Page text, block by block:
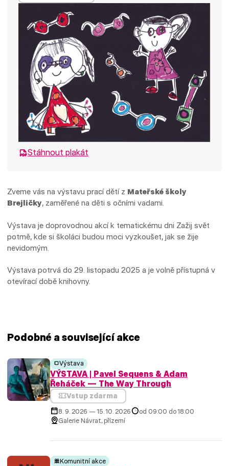
Stáhnout plakát
Zveme vás na výstavu prací dětí z Mateřské školy
Brejličky, zaměřené na děti s očními vadami.
Výstava je doprovodnou akcí k tematickému dni Zažij svět
potmě, kde si školáci budou moci vyzkoušet, jak se žije
nevidomým.
Výstava potrvá do 29. listopadu 2025 a je volně přístupná v
otevírací době knihovny.
Podobné a související akce
Výstava
VÝSTAVA | Pavel Sequens & Adam
Řeháček — The Way Through
Vstup zdarma
8. 9. 2026 — 15. 10. 2026
od 09:00 do 18:00
Galerie Návrat, přízemí
Komunitní akce